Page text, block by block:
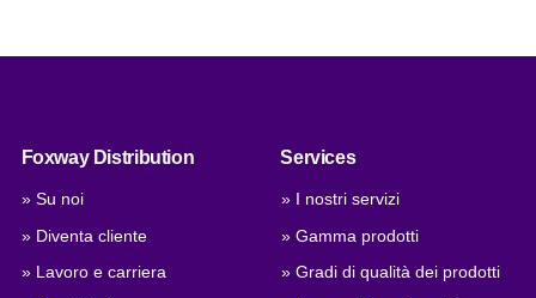
Foxway Distribution
» Su noi
» Diventa cliente
» Lavoro e carriera
Services
» I nostri servizi
» Gamma prodotti
» Gradi di qualità dei prodotti